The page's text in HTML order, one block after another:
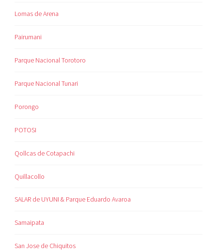
Lomas de Arena
Pairumani
Parque Nacional Torotoro
Parque Nacional Tunari
Porongo
POTOSI
Qollcas de Cotapachi
Quillacollo
SALAR de UYUNI & Parque Eduardo Avaroa
Samaipata
San Jose de Chiquitos